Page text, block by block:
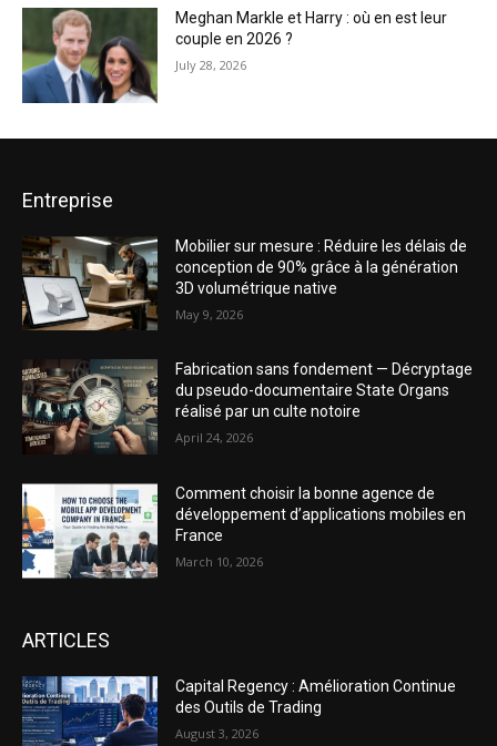
Meghan Markle et Harry : où en est leur
couple en 2026 ?
July 28, 2026
Entreprise
Mobilier sur mesure : Réduire les délais de
conception de 90% grâce à la génération
3D volumétrique native
May 9, 2026
Fabrication sans fondement — Décryptage
du pseudo-documentaire State Organs
réalisé par un culte notoire
April 24, 2026
Comment choisir la bonne agence de
développement d’applications mobiles en
France
March 10, 2026
ARTICLES
Capital Regency : Amélioration Continue
des Outils de Trading
August 3, 2026